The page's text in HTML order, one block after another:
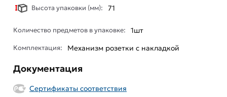
Высота упаковки (мм): 71
Количество предметов в упаковке: 1шт
Комплектация: Механизм розетки с накладкой
Документация
Сертификаты соответствия